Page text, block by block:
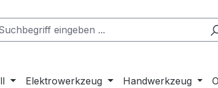
Elektrowerkzeug Handwerkzeug